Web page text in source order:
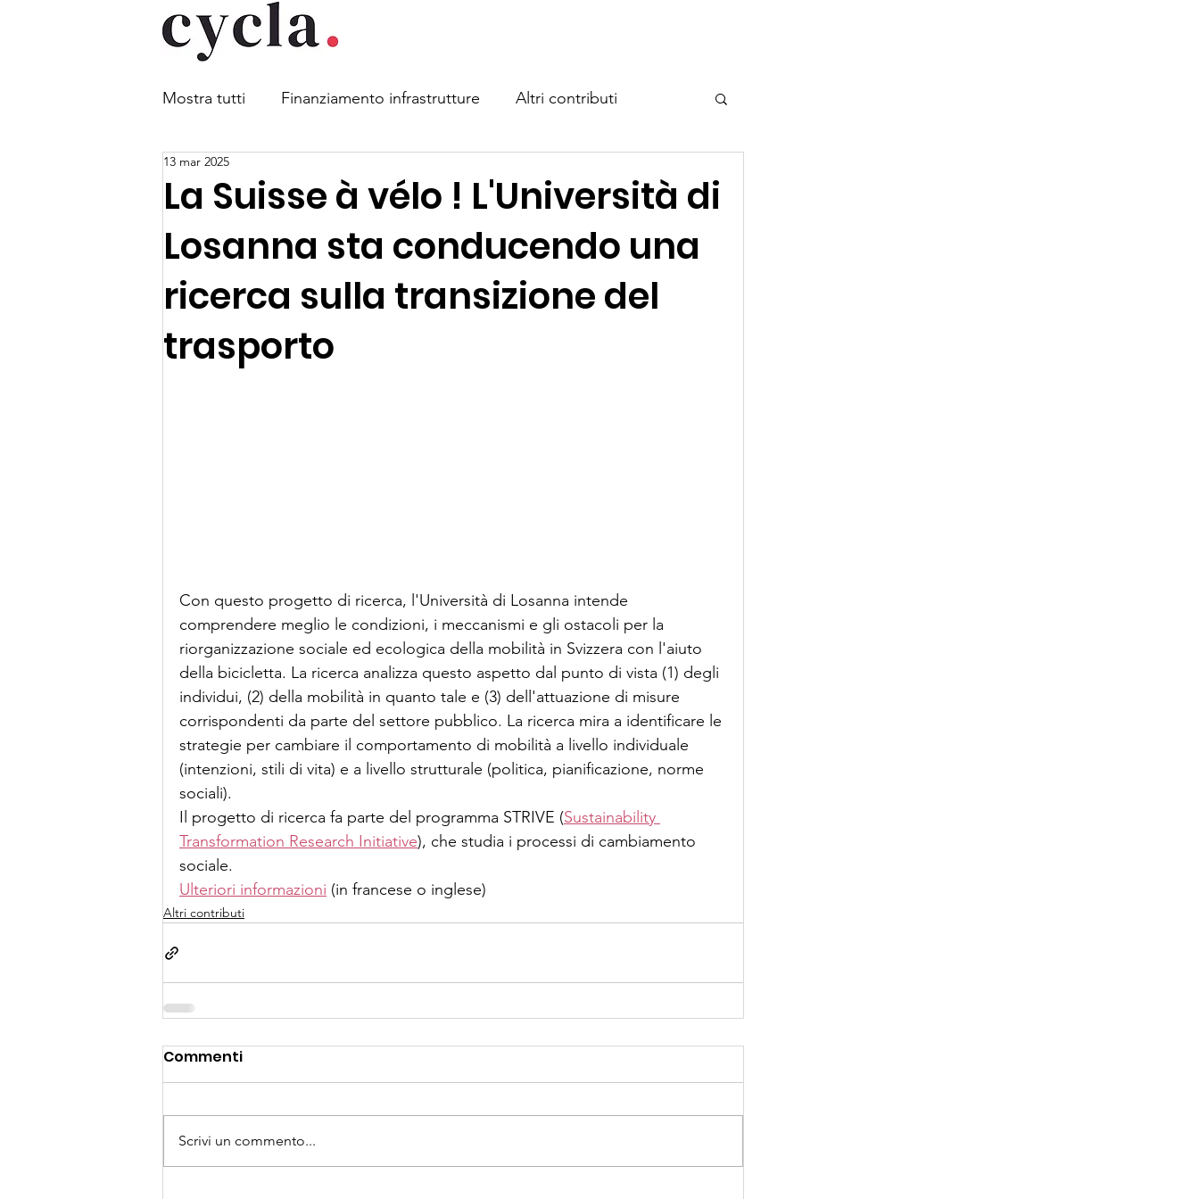
Mostra tutti Finanziamento infrastrutture Altri contributi
Mobilità combinata
Sicurezza stradale Parcheggio per biciclette
Obbligo di indossare il casco
La Suisse à vélo ! L'Università di
Losanna sta conducendo una
ricerca sulla transizione del
trasporto
13 mar 2025
Con questo progetto di ricerca, l'Università di Losanna intende
comprendere meglio le condizioni, i meccanismi e gli ostacoli per la
riorganizzazione sociale ed ecologica della mobilità in Svizzera con l'aiuto
della bicicletta. La ricerca analizza questo aspetto dal punto di vista (1) degli
individui, (2) della mobilità in quanto tale e (3) dell'attuazione di misure
corrispondenti da parte del settore pubblico. La ricerca mira a identificare le
strategie per cambiare il comportamento di mobilità a livello individuale
(intenzioni, stili di vita) e a livello strutturale (politica, pianificazione, norme
sociali).
Il progetto di ricerca fa parte del programma STRIVE (Sustainability
Transformation Research Initiative), che studia i processi di cambiamento
sociale.
Ulteriori informazioni (in francese o inglese)
Altri contributi
Commenti
Scrivi un commento...